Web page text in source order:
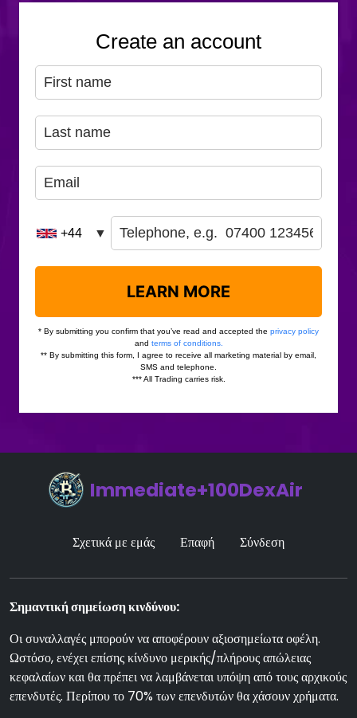
Immediate+100DexAir
Σχετικά με εμάς Επαφή Σύνδεση
Σημαντική σημείωση κινδύνου:
Οι συναλλαγές μπορούν να αποφέρουν αξιοσημείωτα οφέλη.
Ωστόσο, ενέχει επίσης κίνδυνο μερικής/πλήρους απώλειας
κεφαλαίων και θα πρέπει να λαμβάνεται υπόψη από τους αρχικούς
επενδυτές. Περίπου το 70% των επενδυτών θα χάσουν χρήματα.